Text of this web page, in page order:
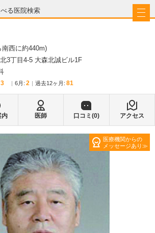
る医院検索
南西に約440m)
3丁目4-5 大森北誠ビル1F
3 6月 : 2 過去12ヶ月: 81
内 医師 口コミ(0) アクセス
医療機関からの
メッセージあり